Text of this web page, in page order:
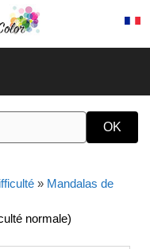
» Mandalas de
normale)